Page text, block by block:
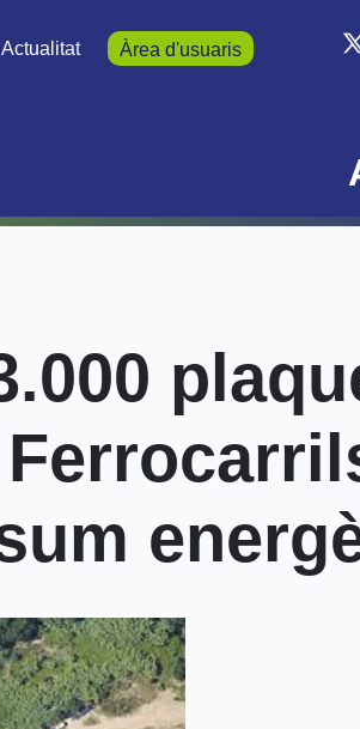
Actualitat Àrea d'usuaris